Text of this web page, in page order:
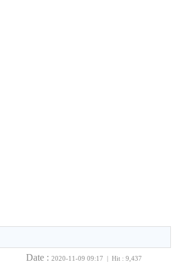
Date : 2020-11-09 09:17 | Hit : 9,437